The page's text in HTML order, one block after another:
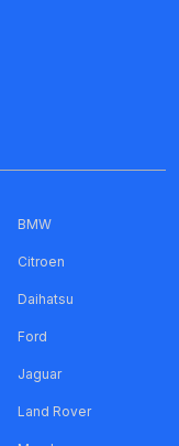
BMW
Citroen
Daihatsu
Ford
Jaguar
Land Rover